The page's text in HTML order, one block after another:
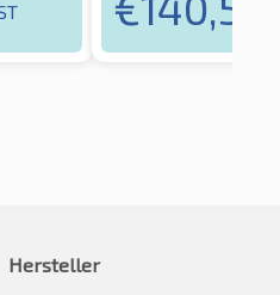
Hersteller